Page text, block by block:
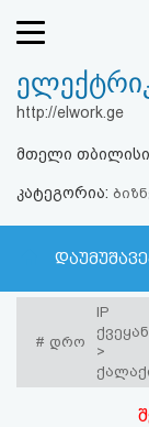
რეიტინგი
ფოსტა
კითხვა-
პასუხი
ავტორიზაცია
http://elwork.ge
მთელი
კატეგორია:
# დრო
IP
>